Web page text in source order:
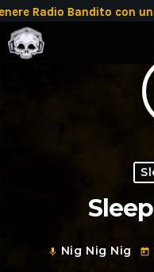
Radio Bandito con una
mic Nig Nig Nig today